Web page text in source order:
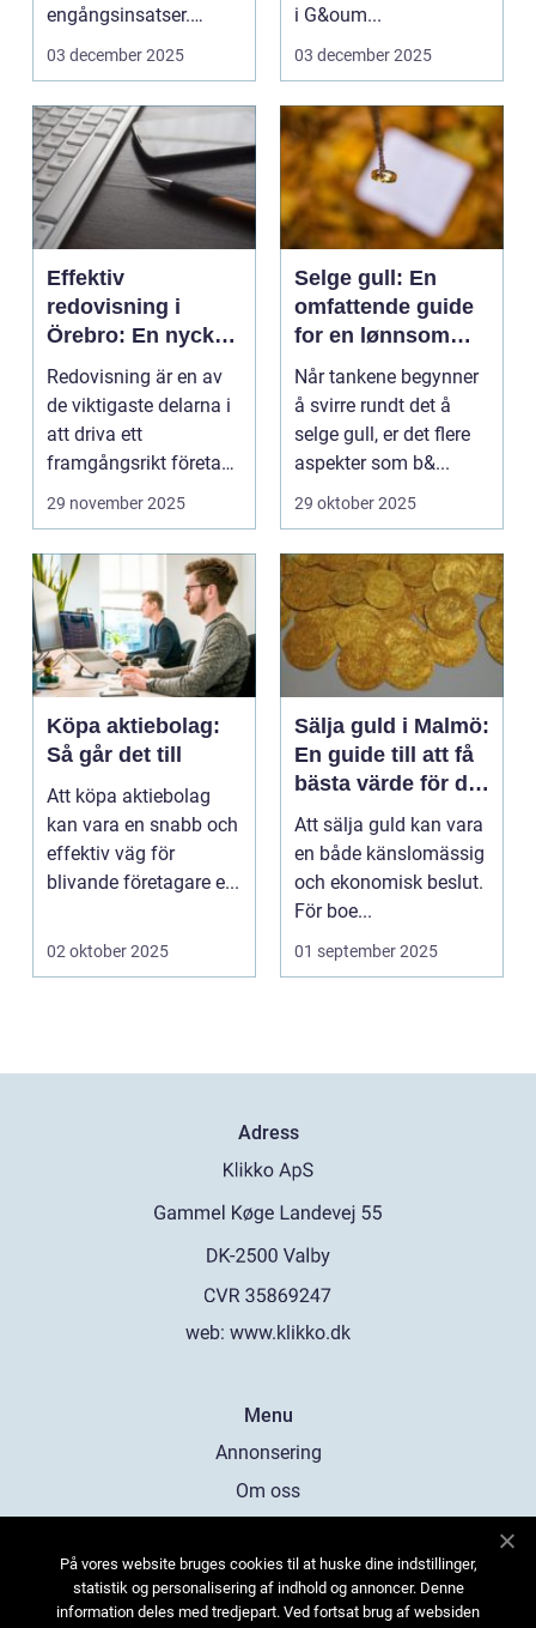
engångsinsatser.
Många ...
03 december 2025
i G&oum...
03 december 2025
Effektiv
redovisning i
Örebro: En nyckel
till framgång
Redovisning är en av
de viktigaste delarna i
att driva ett
framgångsrikt företag.
I ...
29 november 2025
Selge gull: En
omfattende guide
for en lønnsom
transaksjon
Når tankene begynner
å svirre rundt det å
selge gull, er det flere
aspekter som b&...
29 oktober 2025
Köpa aktiebolag:
Så går det till
Att köpa aktiebolag
kan vara en snabb och
effektiv väg för
blivande företagare e...
02 oktober 2025
Sälja guld i Malmö:
En guide till att få
bästa värde för ditt
guld
Att sälja guld kan vara
en både känslomässig
och ekonomisk beslut.
För boe...
01 september 2025
Adress
web: www.klikko.dk
Menu
Annonsering
Om oss
Kontakta oss
Sitemap
På vores website bruges cookies til at huske dine indstillinger,
statistik og personalisering af indhold og annoncer. Denne
information deles med tredjepart. Ved fortsat brug af websiden